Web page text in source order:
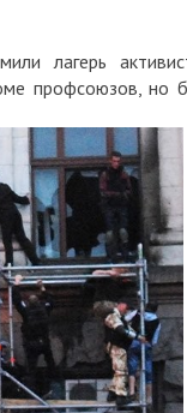
активистов,
профсоюзов, но были